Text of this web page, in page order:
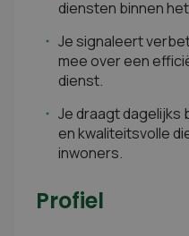
diensten binnen
Je signaleert
mee over een
dienst.
Je draagt dagelijks
en kwaliteitsvolle
inwoners.
Profiel